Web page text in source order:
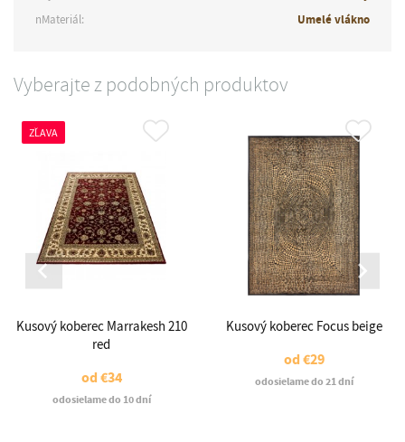
nMateriál:
Umelé vlákno
Vyberajte z podobných produktov
ZĽAVA
Kusový koberec Marrakesh 210
red
od€34
odosielame do 10 dní
Kusový koberec Focus beige
od€29
odosielame do 21 dní